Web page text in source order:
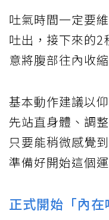
吐氣時間一定要
吐出，接下來的2
意將腹部往內收縮
基本動作建議以
先站直身體、調
只要能稍微感覺
準備好開始這個運
正式開始「內在